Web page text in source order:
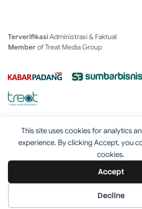
This site uses cookies for analytics
experience. By clicking Accept, you
cookies.
Accept
Decline
TerverifikasiAdministrasi & Faktual
Memberof Treat Media Group
Tentang Redaksi Kontak